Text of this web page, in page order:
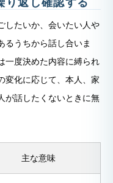
したいか、会いたい人や
るうちから話し合いま
一度決めた内容に縛られ
変化に応じて、本人、家
が話したくないときに無
主な意味